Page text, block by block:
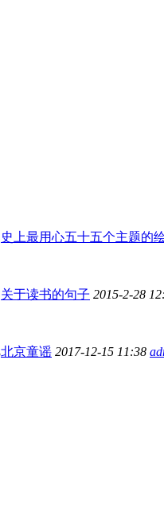
史上最用心五十五个主题的
关于读书的句子 2015-2-28
北京童谣 2017-12-15 11:38